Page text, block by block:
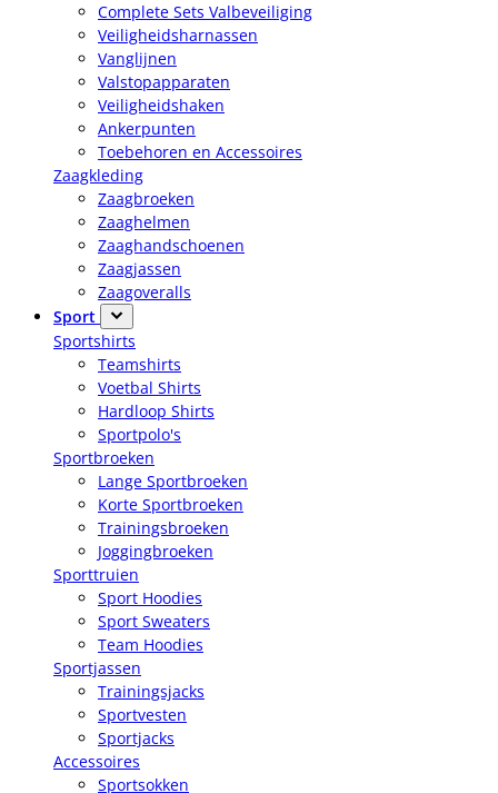
Complete Sets Valbeveiliging
Veiligheidsharnassen
Vanglijnen
Valstopapparaten
Veiligheidshaken
Ankerpunten
Toebehoren en Accessoires
Zaagkleding
Zaagbroeken
Zaaghelmen
Zaaghandschoenen
Zaagjassen
Zaagoveralls
Sport
Sportshirts
Teamshirts
Voetbal Shirts
Hardloop Shirts
Sportpolo's
Sportbroeken
Lange Sportbroeken
Korte Sportbroeken
Trainingsbroeken
Joggingbroeken
Sporttruien
Sport Hoodies
Sport Sweaters
Team Hoodies
Sportjassen
Trainingsjacks
Sportvesten
Sportjacks
Accessoires
Sportsokken